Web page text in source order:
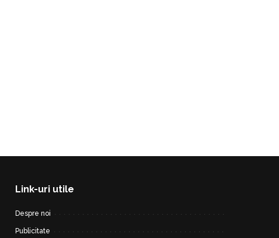
Link-uri utile
Despre noi
Publicitate